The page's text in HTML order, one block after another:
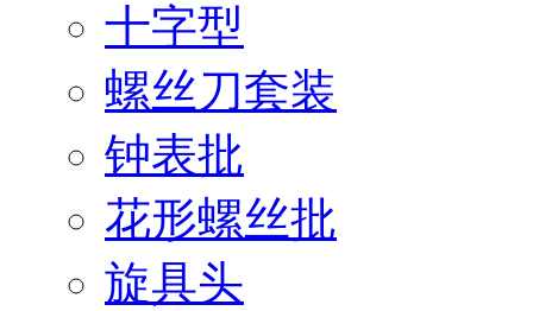
十字型
螺丝刀套装
钟表批
花形螺丝批
旋具头